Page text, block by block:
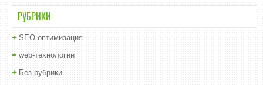
РУБРИКИ
SEO оптимизация
web-технологии
Без рубрики